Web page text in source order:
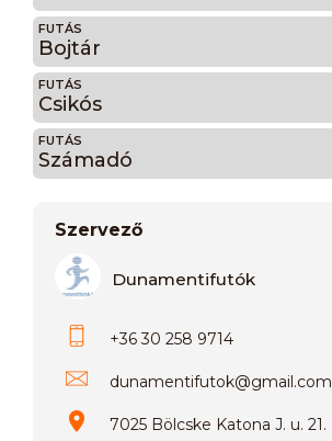
FUTÁS
Bojtár
FUTÁS
Csikós
FUTÁS
Számadó
Szervező
Dunamentifutók
+36 30 258 9714
dunamentifutok@gmail.com
7025 Bölcske Katona J. u. 21.